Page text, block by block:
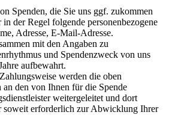
Spenden, die Sie uns ggf. zukommen
der Regel folgende personenbezogene
Adresse, E-Mail-Adresse.
mit den Angaben zu
und Spendenzweck von uns
aufbewahrt.
werden die oben
an den von Ihnen für die Spende
weitergeleitet und dort
soweit erforderlich zur Abwicklung Ihrer